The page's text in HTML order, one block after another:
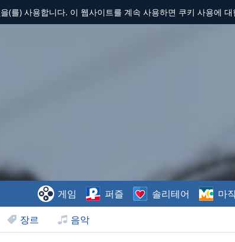
을(를) 사용합니다. 이 웹사이트를 계속 사용하면 쿠키 사용에
장르 음악
게임 퍼즐 솔리테어 마